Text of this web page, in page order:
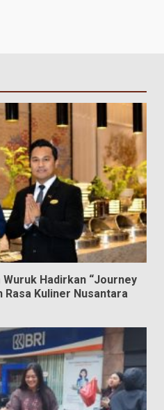
Hadirkan “Journey
Rasa Kuliner Nusantara